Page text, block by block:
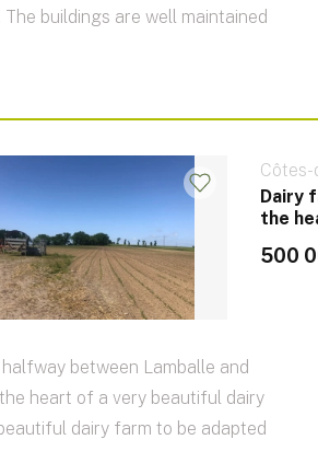
buildings are well maintained
Côtes-
Dairy
the
500
between Lamballe and
heart of a very beautiful dairy
dairy farm to be adapted